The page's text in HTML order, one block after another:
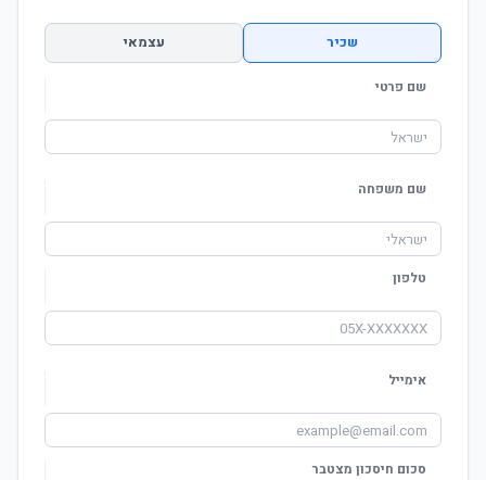
שכיר עצמאי
שם פרטי
שם משפחה
טלפון
אימייל
סכום חיסכון מצטבר